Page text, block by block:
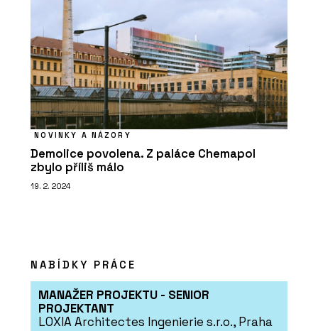
NOVINKY A NÁZORY
Demolice povolena. Z paláce Chemapol
zbylo příliš málo
19. 2. 2024
NABÍDKY PRÁCE
MANAŽER PROJEKTU - SENIOR
PROJEKTANT
LOXIA Architectes Ingenierie s.r.o., Praha